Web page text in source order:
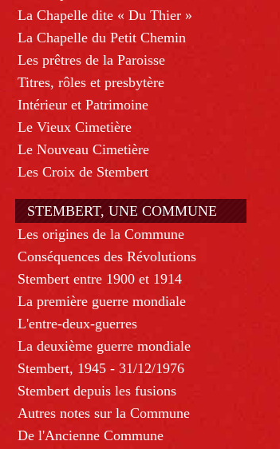
La Chapelle dite « Du Thier »
La Chapelle du Petit Chemin
Les prêtres de la Paroisse
Titres, rôles et presbytère
Intérieur et Patrimoine
Le Vieux Cimetière
Le Nouveau Cimetière
Les Croix de Stembert
STEMBERT, UNE COMMUNE
Les origines de la Commune
Conséquences des Révolutions
Stembert entre 1900 et 1914
La première guerre mondiale
L'entre-deux-guerres
La deuxième guerre mondiale
Stembert, 1945 - 31/12/1976
Stembert depuis les fusions
Autres notes sur la Commune
De l'Ancienne Commune